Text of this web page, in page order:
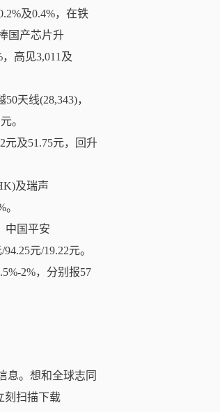
及0.4%，在铁
国产芯片升
高见3,011及
天线(28,343)，
。
元及51.75元，回升
及瑞声
中国平安
元/19.22元。
2%，分别报57
息。想和全球志同
刻扫描下载